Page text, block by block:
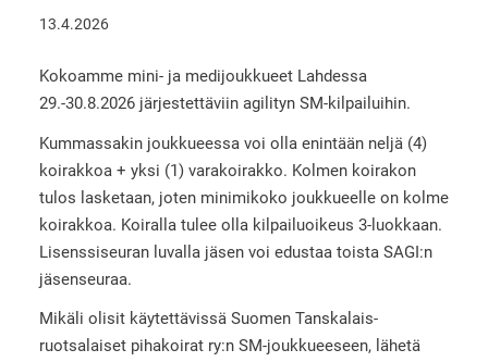
13.4.2026
Kokoamme mini- ja medijoukkueet Lahdessa
29.-30.8.2026 järjestettäviin agilityn SM-kilpailuihin.
Kummassakin joukkueessa voi olla enintään neljä (4)
koirakkoa + yksi (1) varakoirakko. Kolmen koirakon
tulos lasketaan, joten minimikoko joukkueelle on kolme
koirakkoa. Koiralla tulee olla kilpailuoikeus 3-luokkaan.
Lisenssiseuran luvalla jäsen voi edustaa toista SAGI:n
jäsenseuraa.
Mikäli olisit käytettävissä Suomen Tanskalais-
ruotsalaiset pihakoirat ry:n SM-joukkueeseen, lähetä